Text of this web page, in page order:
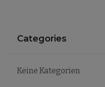
Categories
Keine Kategorien